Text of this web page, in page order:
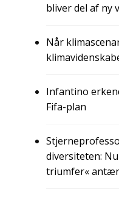
bliver del af ny
Når
Infantino
Fifa-plan
diversiteten:
triumfer«